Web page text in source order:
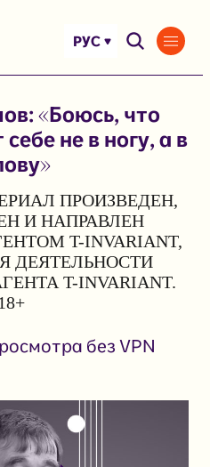
РУС
«Боюсь, что
не в ногу, а в
ПРОИЗВЕДЕН,
И НАПРАВЛЕН
T-INVARIANT,
ДЕЯТЕЛЬНОСТИ
T-INVARIANT.
без VPN